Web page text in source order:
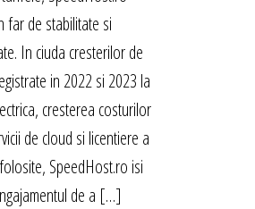
far de stabilitate si
In ciuda cresterilor de
in 2022 si 2023 la
cresterea costurilor
de cloud si licentiere a
SpeedHost.ro isi
de a […]